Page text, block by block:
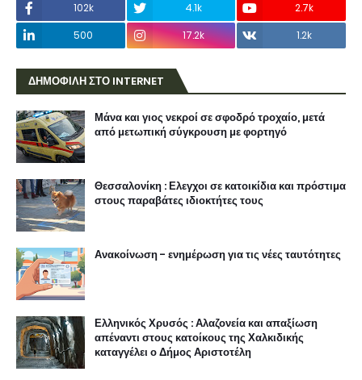
102k 4.1k
2.7k
500
17.2k 1.2k
ΔΗΜΟΦΙΛΗ ΣΤΟ INTERNET
Μάνα και γιος νεκροί σε σφοδρό τροχαίο, μετά
από μετωπική σύγκρουση με φορτηγό
Θεσσαλονίκη : Ελεγχοι σε κατοικίδια και πρόστιμα
στους παραβάτες ιδιοκτήτες τους
Ανακοίνωση - ενημέρωση για τις νέες ταυτότητες
Ελληνικός Χρυσός : Αλαζονεία και απαξίωση
απέναντι στους κατοίκους της Χαλκιδικής
καταγγέλει ο Δήμος Αριστοτέλη